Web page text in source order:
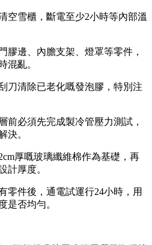
空雪櫃，斷電至少2小時等內部溫
膠邊、內膽支架、燈罩等零件，
混亂。
刀清除已老化嘅發泡膠，特別注
前必須先完成製冷管壓力測試，
決。
厚嘅玻璃纖維棉作為基礎，再
計厚度。
零件後，通電試運行24小時，用
是否均勻。